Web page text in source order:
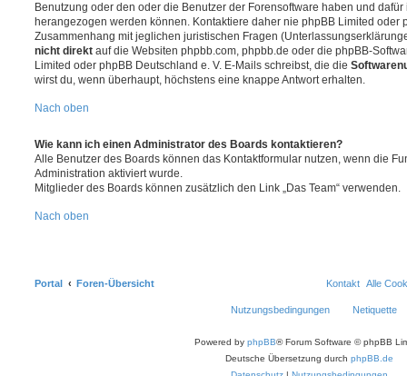
Benutzung oder den oder die Benutzer der Forensoftware haben und
herangezogen werden können. Kontaktiere daher nie phpBB Limited oder
Zusammenhang mit jeglichen juristischen Fragen
nicht direkt auf die Websiten phpbb.com, phpbb.de oder die phpBB-
Limited oder phpBB Deutschland e. V. E-Mails schreibst, die die
wirst du, wenn überhaupt, höchstens eine knappe Antwort erhalten.
Nach oben
Wie kann ich einen Administrator des Boards kontaktieren?
Alle Benutzer des Boards können das Kontaktformular nutzen, wenn die
Administration aktiviert wurde.
Mitglieder des Boards können zusätzlich den Link „Das Team“ verwenden.
Nach oben
Portal Foren-Übersicht Alle
Kontakt
Netiquette
Nutzungsbedingungen
Powered by phpBB® Forum Software © phpBB
Deutsche Übersetzung durch phpBB.de